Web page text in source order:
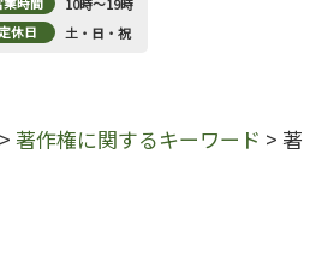
10時～19時
定休日
土・日・祝
> 著作権に関するキーワード > 著